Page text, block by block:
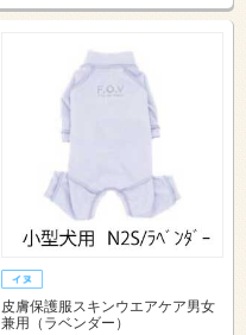
皮膚保護服スキンウエアケア男女
兼用（ラベンダー）